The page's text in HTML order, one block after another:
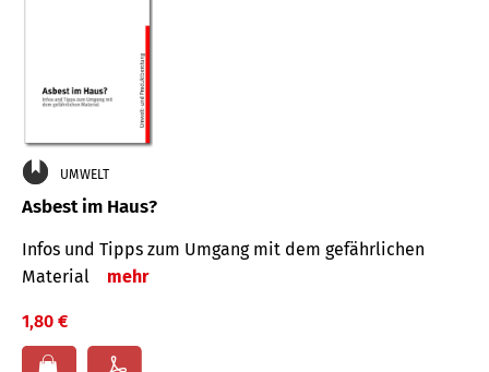
UMWELT
Asbest im Haus?
Infos und Tipps zum Um­gang mit dem ge­fähr­lichen
Mate­rial
mehr
1,80 €